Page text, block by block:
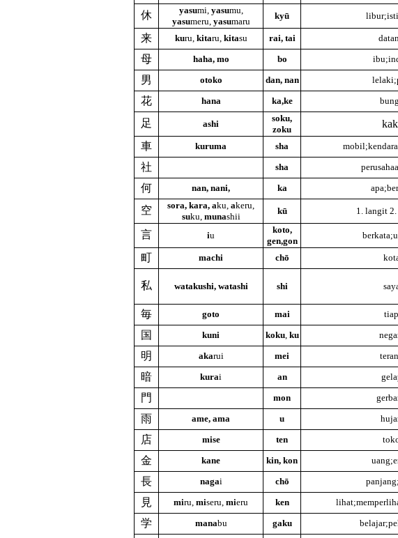
休 yasumi, yasumu,
yasumeru, yasumaru
kyū
来 kuru, kitaru, kitasu rai, tai
母 haha, mo bo
男 otoko dan, nan
花 hana ka,ke
足 ashi
soku,
zoku
車
kuruma sha
社 sha
何 nan, nani, ka
空 sora, kara, aku, akeru,
suku, munashii
kū 1. langit
言 iu
koto,
gen,gon
町 machi chō
私 watakushi, watashi shi
毎 goto mai tiap
国 kuni koku, ku
明 akarui mei
暗 kurai an
門 mon
雨 ame, ama u
店 mise ten
金 kane kin, kon
長 nagai chō
見 miru, miseru, mieru ken
学 manabu gaku